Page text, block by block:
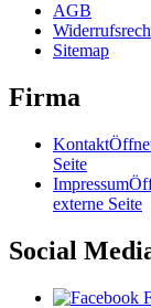
AGB
Sitemap
Firma
Kontakt
Seite
Impressum
externe Seite
Social